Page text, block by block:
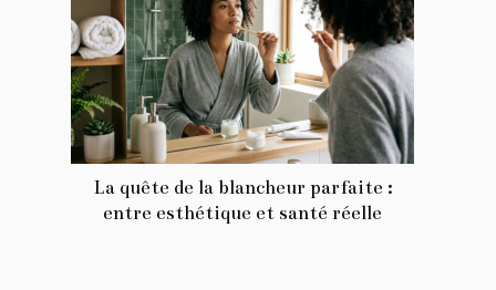
La quête de la blancheur parfaite :
entre esthétique et santé réelle